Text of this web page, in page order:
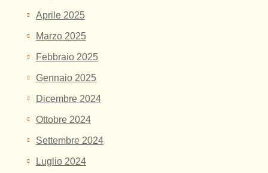
Aprile 2025
Marzo 2025
Febbraio 2025
Gennaio 2025
Dicembre 2024
Ottobre 2024
Settembre 2024
Luglio 2024